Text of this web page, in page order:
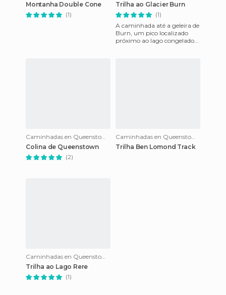
Montanha Double Cone
(1)
Trilha ao Glacier Burn
(1)
A caminhada até a geleira de
Burn, um pico localizado
próximo ao lago congelado
Caminhadas en Queenstown
Colina de Queenstown
(2)
Caminhadas en Queenstown
Trilha Ben Lomond Track
Caminhadas en Queenstown
Trilha ao Lago Rere
(1)